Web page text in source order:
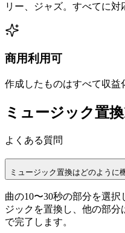
リー、ジャズ。すべてに対
商用利用可
作成したものはすべて収益
ミュージック置
よくある質問
ミュージック置換はどのように
曲の10〜30秒の部分を選
ジックを置換し、他の部
で完了します。